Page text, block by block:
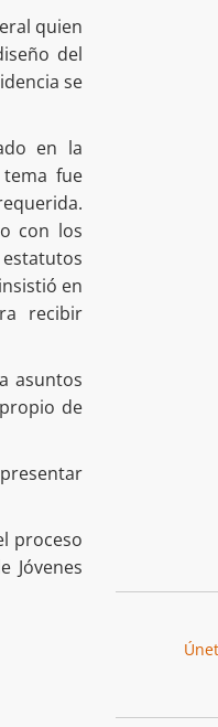
quien
del
se
en la
fue
con los
en
recibir
asuntos
de
proceso
Jóvenes